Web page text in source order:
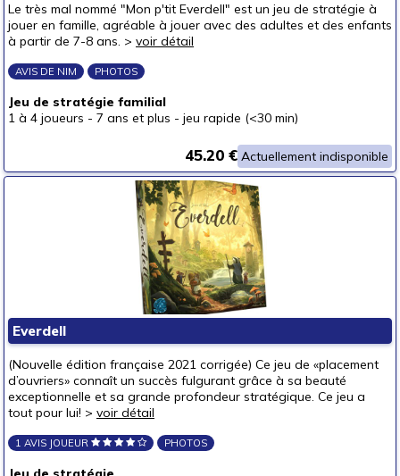
Le très mal nommé "Mon p'tit Everdell" est un jeu de stratégie à
jouer en famille, agréable à jouer avec des adultes et des enfants
à partir de 7-8 ans. > voir détail
AVIS DE NIM PHOTOS
Jeu de stratégie familial
1 à 4 joueurs - 7 ans et plus - jeu rapide (<30 min)
Actuellement indisponible
45.20 €
Everdell
(Nouvelle édition française 2021 corrigée) Ce jeu de «placement
d’ouvriers» connaît un succès fulgurant grâce à sa beauté
exceptionnelle et sa grande profondeur stratégique. Ce jeu a
tout pour lui! > voir détail
1 AVIS JOUEUR PHOTOS